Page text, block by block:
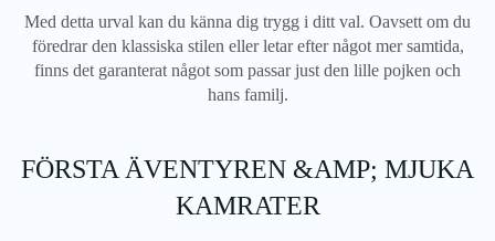
Med detta urval kan du känna dig trygg i ditt val. Oavsett om du
föredrar den klassiska stilen eller letar efter något mer samtida,
finns det garanterat något som passar just den lille pojken och
hans familj.
FÖRSTA ÄVENTYREN &AMP; MJUKA
KAMRATER